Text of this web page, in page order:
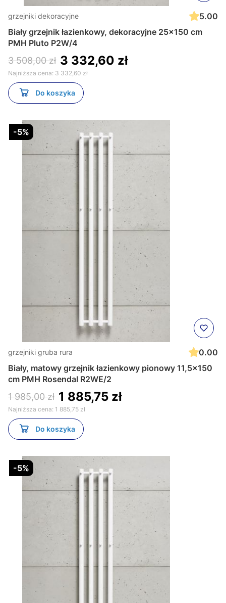
grzejniki dekoracyjne
5.00
Biały grzejnik łazienkowy, dekoracyjne 25x150 cm
PMH Pluto P2W/4
3 508,00 zł 3 332,60 zł
Najniższa cena: 3 332,60 zł
Do koszyka
-5%
grzejniki gruba rura
0.00
Biały, matowy grzejnik łazienkowy pionowy 11,5x150
cm PMH Rosendal R2WE/2
1 985,00 zł 1 885,75 zł
Najniższa cena: 1 885,75 zł
Do koszyka
-5%